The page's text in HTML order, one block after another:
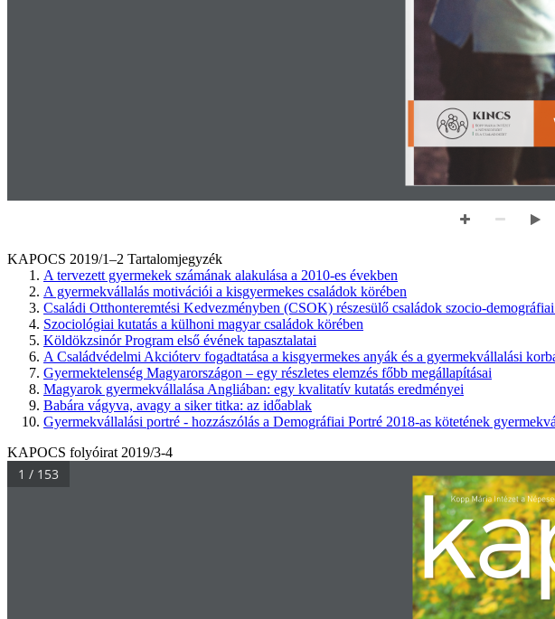
KAPOCS 2019/1–2 Tartalomjegyzék
A tervezett gyermekek számának alakulása a 2010-es években
A gyermekvállalás motivációi a kisgyermekes családok körében
Családi Otthonteremtési Kedvezményben (CSOK) részesülő családok szocio-
Szociológiai kutatás a külhoni magyar családok körében
Köldökzsinór Program első évének tapasztalatai
A Családvédelmi Akcióterv fogadtatása a kisgyermekes anyák és a gyermekvállalási
Gyermektelenség Magyarországon – egy részletes elemzés főbb megállapításai
Magyarok gyermekvállalása Angliában: egy kvalitatív kutatás eredményei
Babára vágyva, avagy a siker titka: az időablak
Gyermekvállalási portré - hozzászólás a Demográfiai Portré 2018-as kötetének
KAPOCS folyóirat 2019/3-4